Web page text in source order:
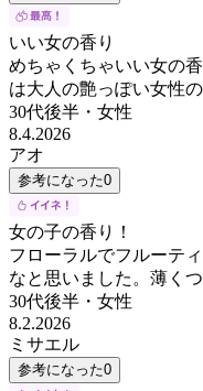
いい女の香り
めちゃくちゃいい女の
は大人の艶っぽい女性
30代後半 ・ 女性
8.4.2026
アオ
参考になった0
女の子の香り！
フローラルでフルーテ
なと思いました。薄く
30代後半 ・ 女性
8.2.2026
ミサエル
参考になった0